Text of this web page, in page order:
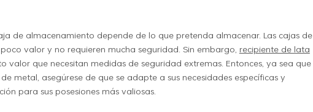
de almacenamiento depende de lo que pretenda almacenar. Las cajas de
valor y no requieren mucha seguridad. Sin embargo, recipiente de lata
valor que necesitan medidas de seguridad extremas. Entonces, ya sea que
metal, asegúrese de que se adapte a sus necesidades específicas y
para sus posesiones más valiosas.